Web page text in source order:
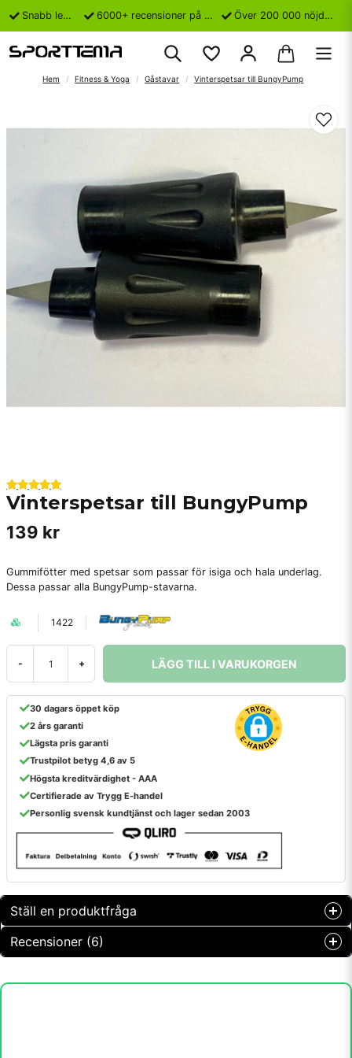
Snabb leverans 6000+ recensioner på Trustpilot Över 200 000 nöjda kunder
Hem Fitness & Yoga Gåstavar Vinterspetsar till BungyPump
Vinterspetsar till BungyPump
139 kr
Gummifötter med spetsar som passar för isiga och hala underlag.
Dessa passar alla BungyPump-stavarna.
1422
- + LÄGG TILL I VARUKORGEN
30 dagars öppet köp
2 års garanti
Lägsta pris garanti
Trustpilot betyg 4,6 av 5
Högsta kreditvärdighet - AAA
Certifierade av Trygg E-handel
Personlig svensk kundtjänst och lager sedan 2003
Ställ en produktfråga
question
Fråga oss något om denna produkten...
Recensioner (6)
Anonym